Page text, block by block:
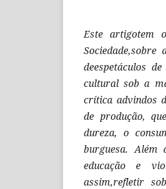
Este artigotem
Sociedade,sobre
deespetáculos
cultural sob a
crítica advindos
de produção,
dureza, o
burguesa. Além
educação e
assim,refletir